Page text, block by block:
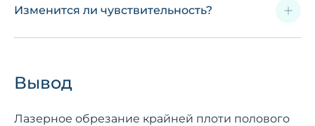
Изменится ли чувствительность?
Вывод
Лазерное обрезание крайней плоти полового